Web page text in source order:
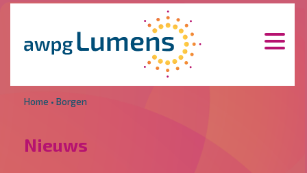
Home • Borgen
Nieuws